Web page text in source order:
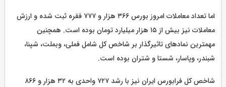
اما تعداد معاملات امروز بورس ۳۶۶ هزار و ۷۷۷ فقره ثبت شده و ارزش
معاملات نیز بیش از ۱۵ هزار میلیارد تومان بوده است. همچنین
مهمترین نمادهای تاثیرگذار بر شاخص کل شامل فملی، وبملت، شپنا،
شبندر، وپاسار، شستا و شتران بوده است.
شاخص کل فرابورس ایران نیز با رشد ۷۲۷ واحدی به ۳۲ هزار و ۸۶۶